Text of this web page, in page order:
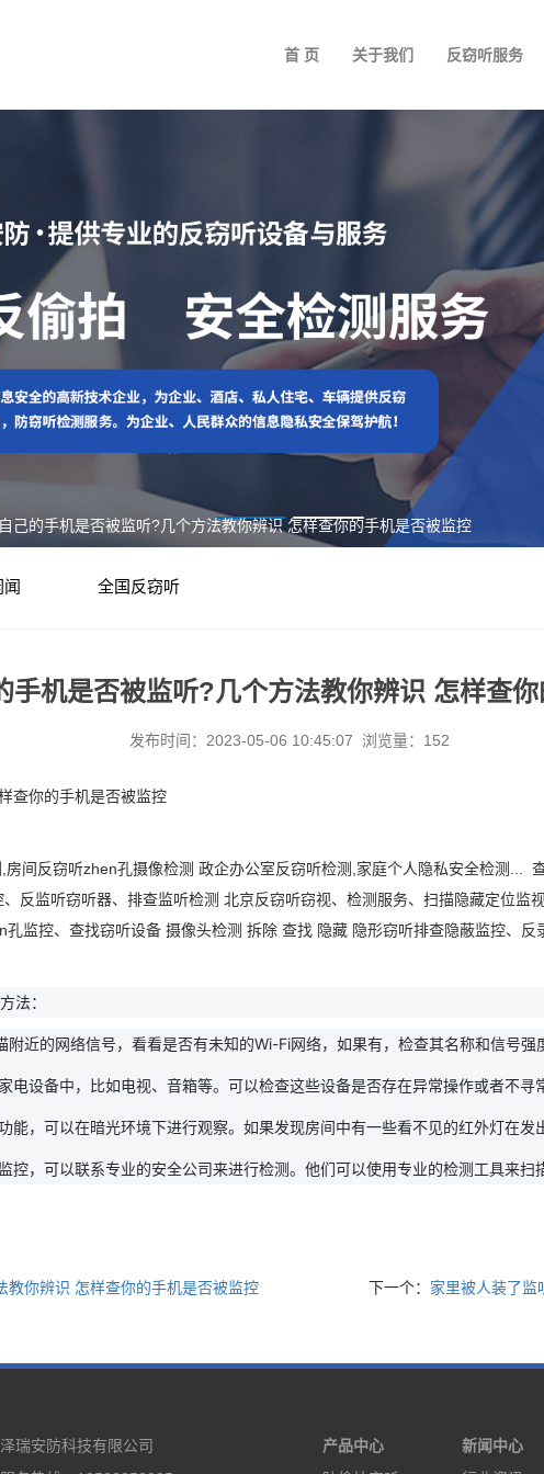
首 页 关于我们 反窃听服务
己的手机是否被监听?几个方法教你辨识 怎样查你的手机是否被监控
全国反窃听
手机是否被监听?几个方法教你辨识 怎样查
发布时间：2023-05-06 10:45:07 浏览量：152
查你的手机是否被监控
,房间反窃听zhen孔摄像检测 政企办公室反窃听检测 ,家庭个人隐私安全检测...
反监听窃听器、排查监听检测 北京反窃听窃视、检测服务、扫描隐藏定位监
孔监控、查找窃听设备 摄像头检测 拆除 查找 隐藏 隐形窃听排查隐蔽监控、反
法：
近的网络信号，看看是否有未知的Wi-Fi网络，如果有，检查其名称和信号强
设备中，比如电视、音箱等。可以检查这些设备是否存在异常操作或者不寻
，可以在暗光环境下进行观察。如果发现房间中有一些看不见的红外灯在发
，可以联系专业的安全公司来进行检测。他们可以使用专业的检测工具来扫
教你辨识 怎样查你的手机是否被监控 下一个： 家里被人装了监
瑞安防科技有限公司
产品中心
新闻中心